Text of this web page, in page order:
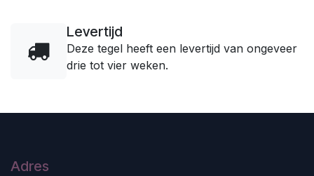
Levertijd
Deze tegel heeft een levertijd van ongeveer
drie tot vier weken.
Adres